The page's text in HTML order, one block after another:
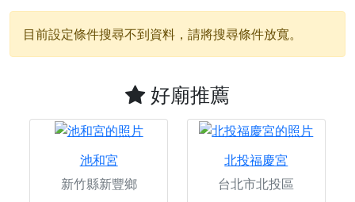
目前設定條件搜尋不到資料，請將搜尋條件放寬。
好廟推薦
池和宮
新竹縣新豐鄉
北投福慶宮
台北市北投區